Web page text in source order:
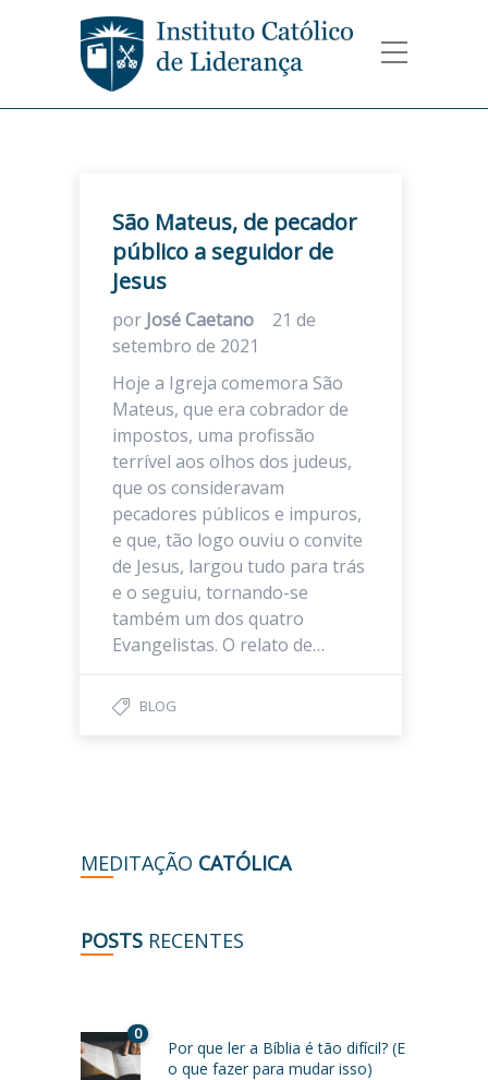
São Mateus, de pecador
público a seguidor de
Jesus
por José Caetano
21 de
setembro de 2021
Hoje a Igreja comemora São
Mateus, que era cobrador de
impostos, uma profissão
terrível aos olhos dos judeus,
que os consideravam
pecadores públicos e impuros,
e que, tão logo ouviu o convite
de Jesus, largou tudo para trás
e o seguiu, tornando-se
também um dos quatro
Evangelistas. O relato de…
BLOG
MEDITAÇÃO CATÓLICA
POSTS RECENTES
0
Por que ler a Bíblia é tão difícil? (E
o que fazer para mudar isso)